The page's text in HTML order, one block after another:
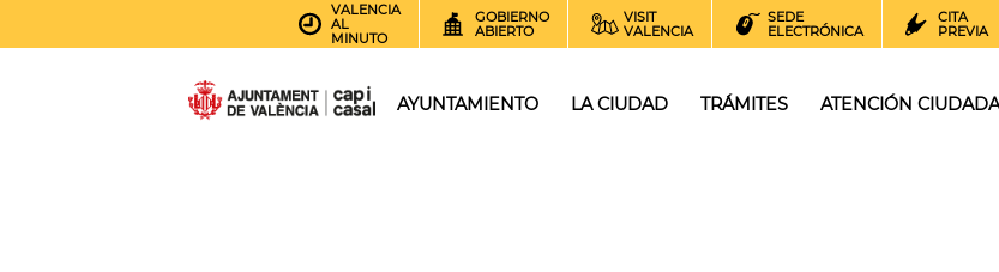
VALENCIA
AL
MINUTO
GOBIERNO
ABIERTO
VISIT
VALENCIA
SEDE
ELECTRÓNICA
CITA
PREVIA
AYUNTAMIENTO LA CIUDAD TRÁMITES ATENCIÓN